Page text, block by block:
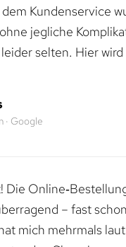
Kundenservice
jegliche
selten. Hier
· Google
– fast
mich mehrmals